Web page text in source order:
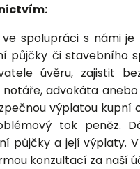
spolupráci s námi
či stavebního
úvěru, zajistit
advokáta
výplatou kupní
tok peněz.
půjčky a její
konzultací za naší